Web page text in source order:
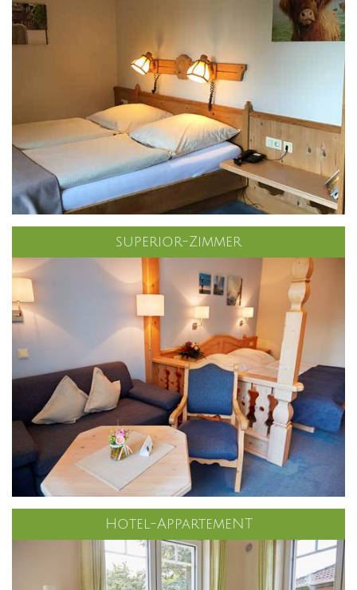
superior-Zimmer
Hotel-AppartemeNT